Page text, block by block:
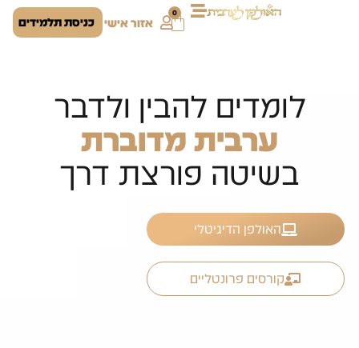
0
אזור אישי כניסת תלמידים
לומדים להבין ולדבר
ערבית מדוברת
בשיטה פורצת דרך
האולפן הדיגיטלי
קורסים פרונטליים